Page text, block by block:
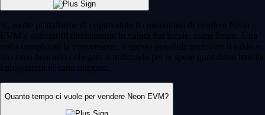
Sì, molte piattaforme di criptovalute ti consentono di vendere Neon
EVM e convertirli direttamente in valuta fiat locale, come l'euro. Una
volta completata la conversione, è spesso possibile prelevare il saldo su
un conto bancario collegato o utilizzarlo per le spese quotidiane tramite
i programmi di carte integrati.
Quanto tempo ci vuole per vendere Neon EVM?